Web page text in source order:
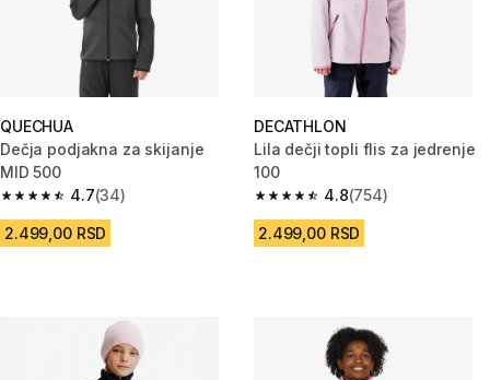
QUECHUA
Dečja podjakna za skijanje
MID 500
4.7
4.7 od 5 zvezdica from 34 Recenzije
(34)
2.499,00 RSD
DECATHLON
Lila dečji topli flis za jedrenje
100
4.8
4.8 od 5 zvezdica from 754
(754)
2.499,00 RSD